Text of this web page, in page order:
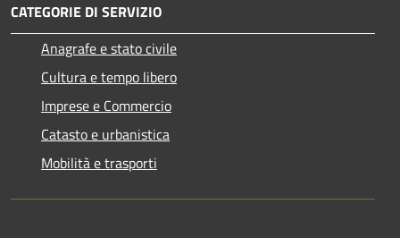
CATEGORIE DI SERVIZIO
Anagrafe e stato civile
Cultura e tempo libero
Imprese e Commercio
Catasto e urbanistica
Mobilità e trasporti